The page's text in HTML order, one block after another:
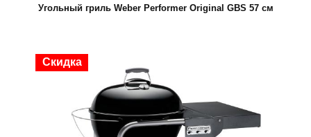
Угольный гриль Weber Performer Original GBS 57 см
Скидка
Скидка
Скидка
Скидка
Скидка